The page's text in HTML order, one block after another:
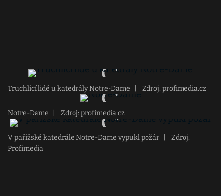
Truchlící lidé u katedrály Notre-Dame Zdroj: profimedia.cz
Notre-Dame Zdroj: profimedia.cz
V pařížské katedrále Notre-Dame vypukl požár
Zdroj:
Profimedia